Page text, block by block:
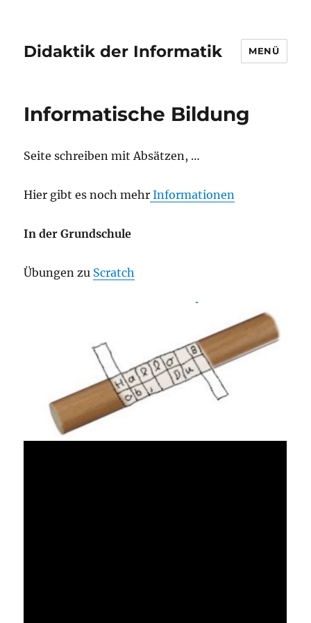
Didaktik der Informatik MENÜ
Informatische Bildung
Seite schreiben mit Absätzen, …
Hier gibt es noch mehr Informationen
In der Grundschule
Übungen zu Scratch